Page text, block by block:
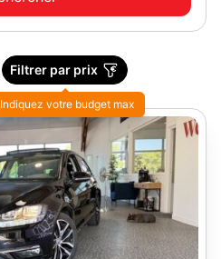
Filtrer par prix
Indiquez votre budget max